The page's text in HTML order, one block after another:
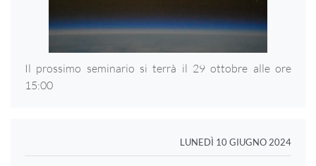
Il prossimo seminario si terrà il 29 ottobre alle ore
15:00
LUNEDÌ 10 GIUGNO 2024